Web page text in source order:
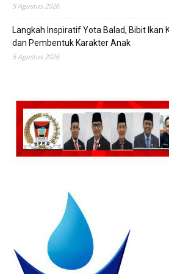
5 Agustus 2026
Langkah Inspiratif Yota Balad, Bibit Ikan
dan Pembentuk Karakter Anak
5 Agustus 2026